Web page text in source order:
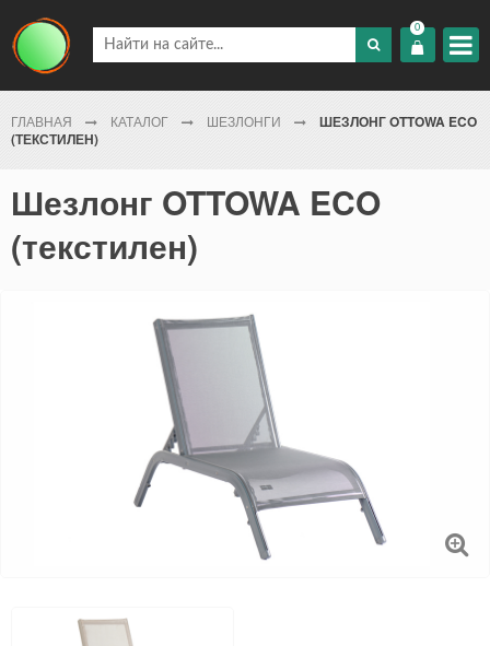
0
ГЛАВНАЯ КАТАЛОГ ШЕЗЛОНГИ
ШЕЗЛОНГ OTTOWA ECO
(ТЕКСТИЛЕН)
Шезлонг OTTOWA ECO
(текстилен)